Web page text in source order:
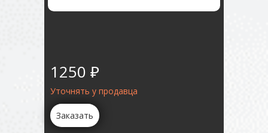
1250 ₽
Уточнять у продавца
Заказать